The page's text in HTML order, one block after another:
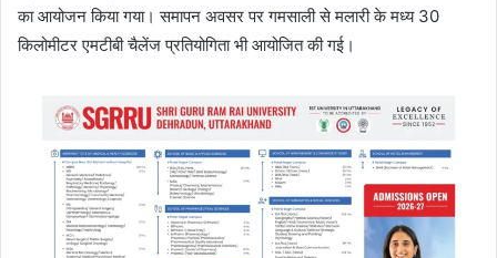
का आयोजन किया गया। समापन अवसर पर गमसाली से मलारी के मध्य 30
किलोमीटर एमटीबी चैलेंज प्रतियोगिता भी आयोजित की गई।